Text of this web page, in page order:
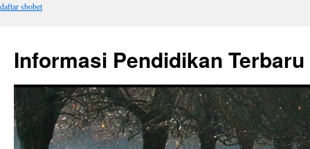
daftar sbobet
Informasi Pendidikan Terbaru